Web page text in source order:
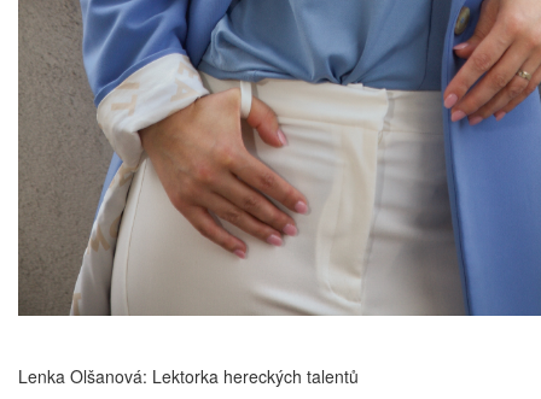
Lenka Olšanová: Lektorka hereckých talentů